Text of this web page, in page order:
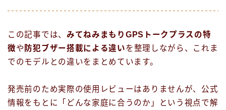
この記事では、 みてねみまもりGPSトークプラスの特
徴や 防犯ブザー搭載による違いを整理しながら、これま
でのモデルとの違いをまとめています。
発売前のため実際の使用レビューはありませんが、公式
情報をもとに「どんな家庭に合うのか」という視点で解